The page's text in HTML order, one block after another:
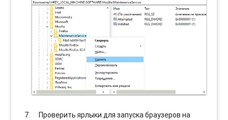
Проверить ярлыки для запуска браузеров на